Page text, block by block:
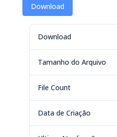
Download
Download
Tamanho do Arquivo
File Count
Data de Criação